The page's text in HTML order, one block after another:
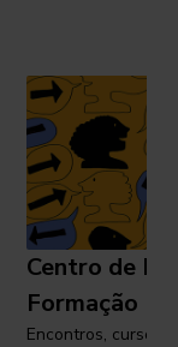
Centro de
Formação
Encontros, cursos,